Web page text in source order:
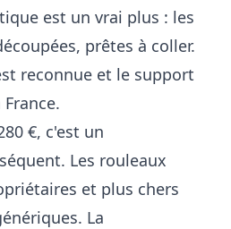
est un vrai plus : les
prêtes à coller.
reconnue et le support
€, c'est un
Les rouleaux
et plus chers
La